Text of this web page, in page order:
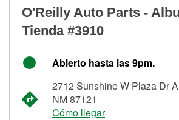
O'Reilly Auto Parts -
Tienda #3910
Abierto hasta las 9pm.
2712 Sunshine W Plaza Dr
NM 87121
Cómo llegar